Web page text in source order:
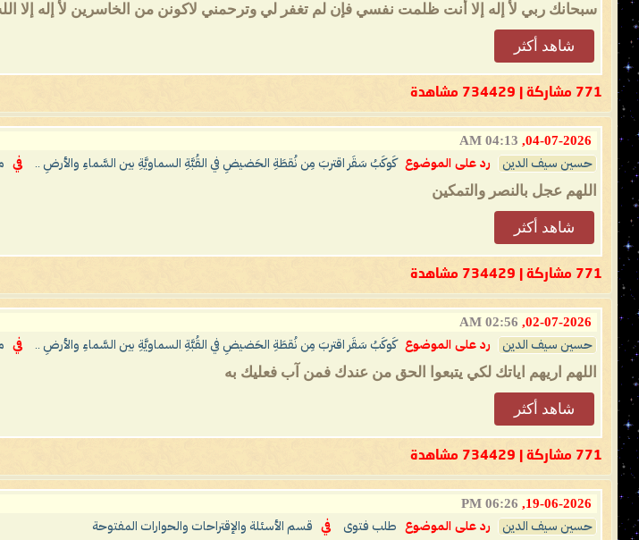
سبحانك ربي لأ إله إلا أنت ظلمت نفسي فإن لم تغفر لي وترحمني لاكونن من الخاسرين لأ إله إلا
شاهد أكثر
771 مشاركة | 734429 مشاهدة
04-07-2026,
04:13 AM
حسين سيف الدين رد على الموضوع كَوكَبُ سَقَر اقتربَ مِن نُقطَةِ الحَضيضِ في القُبَّةِ السماويَّةِ بين السَّماءِ والأرضِ .. في
اللهم عجل بالنصر والتمكين
شاهد أكثر
771 مشاركة | 734429 مشاهدة
02-07-2026,
02:56 AM
حسين سيف الدين رد على الموضوع كَوكَبُ سَقَر اقتربَ مِن نُقطَةِ الحَضيضِ في القُبَّةِ السماويَّةِ بين السَّماءِ والأرضِ .. في
اللهم اريهم اياتك لكي يتبعوا الحق من عندك فمن آب فعليك به
شاهد أكثر
771 مشاركة | 734429 مشاهدة
19-06-2026,
06:26 PM
حسين سيف الدين رد على الموضوع طلب فتوى في قسم الأسئلة والإقتراحات والحوارات المفتوحة